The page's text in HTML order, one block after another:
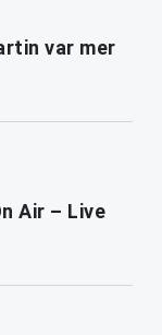
var mer
Air – Live